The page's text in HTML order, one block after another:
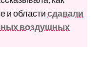
и областисдавали
воздушных